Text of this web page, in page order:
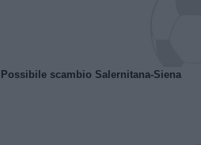
Possibile scambio Salernitana-Siena